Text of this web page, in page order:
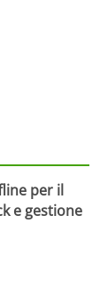
per il
e gestione